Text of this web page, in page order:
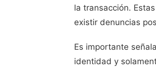
la transacción.
existir denuncias
Es importante
identidad y